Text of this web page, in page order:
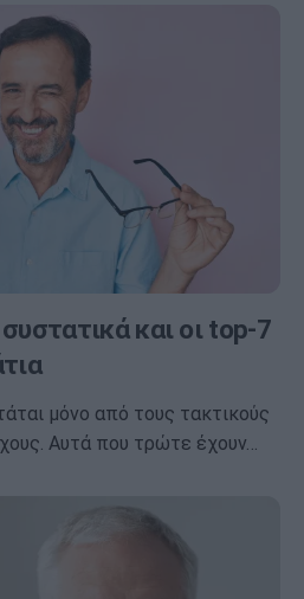
και οι top-7
μόνο από τους τακτικούς
Αυτά που τρώτε έχουν…